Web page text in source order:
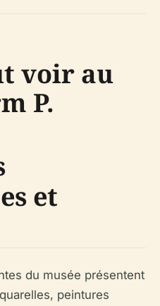
voir au
P.
et
du musée présentent
peintures